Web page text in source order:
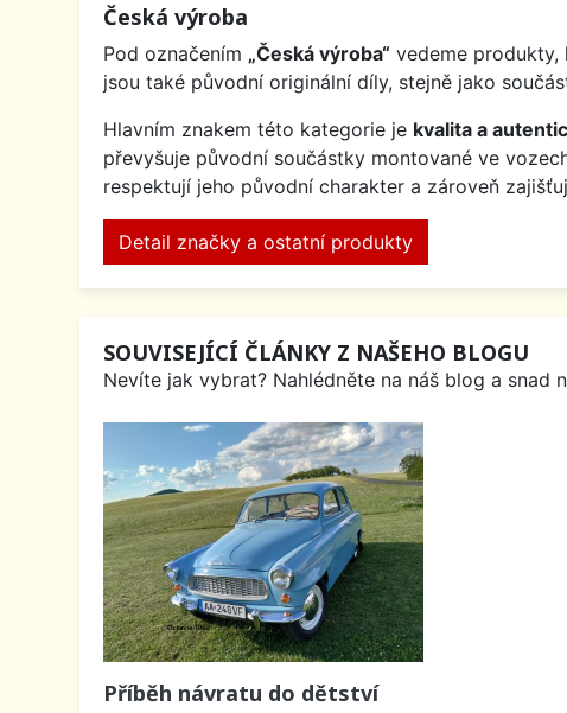
Česká výroba
Pod označením „Česká výroba“ vedeme produkty,
jsou také původní originální díly, stejně jako
Hlavním znakem této kategorie je kvalita a
převyšuje původní součástky montované ve
respektují jeho původní charakter a zároveň
Detail značky a ostatní produkty
SOUVISEJÍCÍ ČLÁNKY Z NAŠEHO BLOGU
Nevíte jak vybrat? Nahlédněte na náš blog a snad
Příběh návratu do dětství